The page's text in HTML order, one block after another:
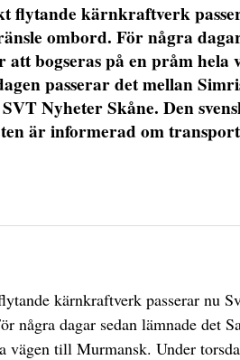
flytande kärnkraftverk
ombord. För några
bogseras på en pråm hela
passerar det mellan
Nyheter Skåne. Den
är informerad om
kärnkraftverk passerar nu
några dagar sedan lämnade det
vägen till Murmansk. Under